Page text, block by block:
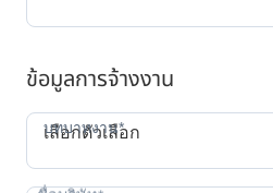
ข้อมูลการจ้างงาน
บทบาทงาน*
เลือกตัวเลือก